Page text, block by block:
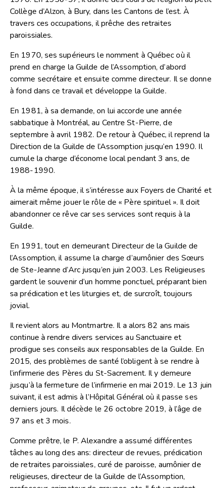
Collège d’Alzon, à Bury, dans les Cantons de l’est. À
travers ces occupations, il prêche des retraites
paroissiales.
En 1970, ses supérieurs le nomment à Québec où il
prend en charge la Guilde de l’Assomption, d’abord
comme secrétaire et ensuite comme directeur. Il se donne
à fond dans ce travail et développe la Guilde.
En 1981, à sa demande, on lui accorde une année
sabbatique à Montréal, au Centre St-Pierre, de
septembre à avril 1982. De retour à Québec, il reprend la
Direction de la Guilde de l’Assomption jusqu’en 1990. Il
cumule la charge d’économe local pendant 3 ans, de
1988-1990.
À la même époque, il s’intéresse aux Foyers de Charité et
aimerait même jouer le rôle de « Père spirituel ». Il doit
abandonner ce rêve car ses services sont requis à la
Guilde.
En 1991, tout en demeurant Directeur de la Guilde de
l’Assomption, il assume la charge d’aumônier des Sœurs
de Ste-Jeanne d’Arc jusqu’en juin 2003. Les Religieuses
gardent le souvenir d’un homme ponctuel, préparant bien
sa prédication et les liturgies et, de surcroît, toujours
jovial.
Il revient alors au Montmartre. Il a alors 82 ans mais
continue à rendre divers services au Sanctuaire et
prodigue ses conseils aux responsables de la Guilde. En
2015, des problèmes de santé l’obligent à se rendre à
l’infirmerie des Pères du St-Sacrement. Il y demeure
jusqu’à la fermeture de l’infirmerie en mai 2019. Le 13 juin
suivant, il est admis à l’Hôpital Général où il passe ses
derniers jours. Il décède le 26 octobre 2019, à l’âge de
97 ans et 3 mois.
Comme prêtre, le P. Alexandre a assumé différentes
tâches au long des ans: directeur de revues, prédication
de retraites paroissiales, curé de paroisse, aumônier de
religieuses, directeur de la Guilde de l’Assomption,